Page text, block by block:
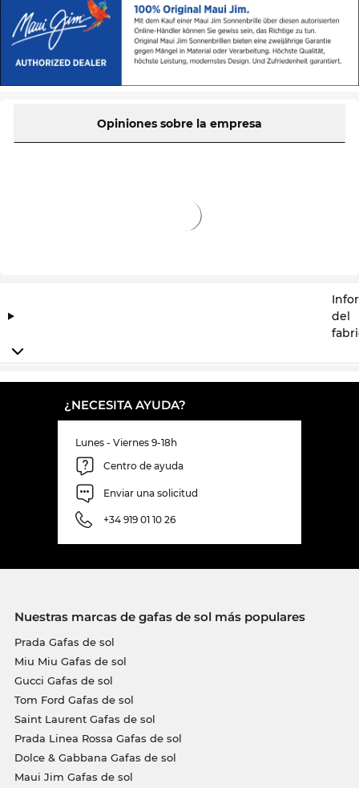
Opiniones sobre la empresa
del
¿NECESITA AYUDA?
Lunes - Viernes 9-18h
Centro de ayuda
Enviar una solicitud
+34 919 01 10 26
Nuestras marcas de gafas de sol más populares
Prada Gafas de sol
Miu Miu Gafas de sol
Gucci Gafas de sol
Tom Ford Gafas de sol
Saint Laurent Gafas de sol
Prada Linea Rossa Gafas de sol
Dolce & Gabbana Gafas de sol
Maui Jim Gafas de sol